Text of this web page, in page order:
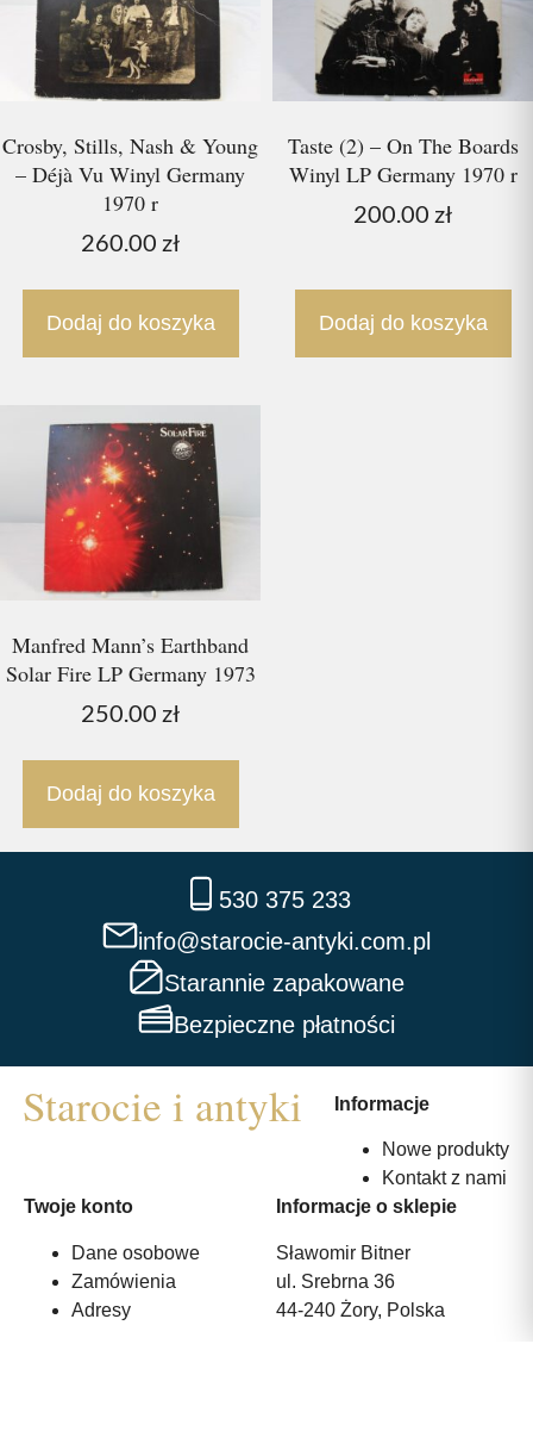
Crosby, Stills, Nash & Young
– Déjà Vu Winyl Germany
1970 r
260.00 zł
Dodaj do koszyka
Taste (2) – On The Boards
Winyl LP Germany 1970 r
200.00 zł
Dodaj do koszyka
Manfred Mann’s Earthband
Solar Fire LP Germany 1973
250.00 zł
Dodaj do koszyka
530 375 233
info@starocie-antyki.com.pl
Starannie zapakowane
Bezpieczne płatności
Informacje
Nowe produkty
Kontakt z nami
Twoje konto
Dane osobowe
Zamówienia
Adresy
Informacje o sklepie
Sławomir Bitner
ul. Srebrna 36
44-240 Żory, Polska